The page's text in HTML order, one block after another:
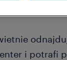
i potrafi